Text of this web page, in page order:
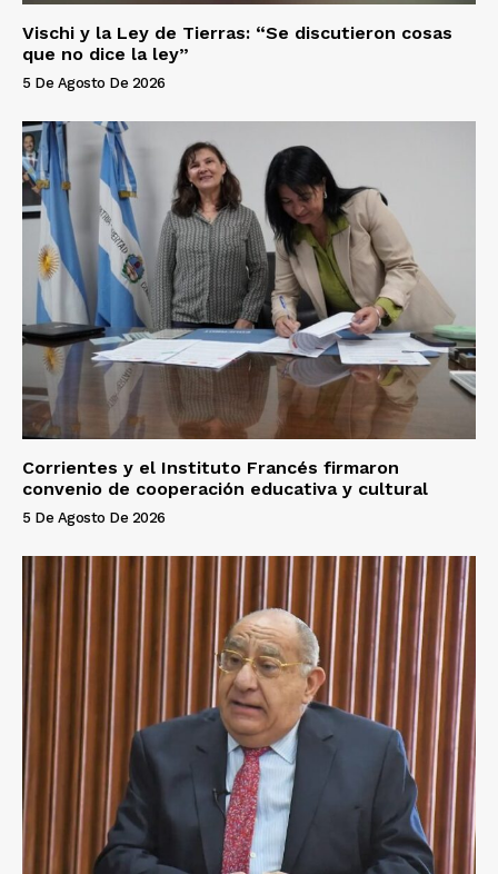
Vischi y la Ley de Tierras: “Se discutieron cosas
que no dice la ley”
5 De Agosto De 2026
Corrientes y el Instituto Francés firmaron
convenio de cooperación educativa y cultural
5 De Agosto De 2026